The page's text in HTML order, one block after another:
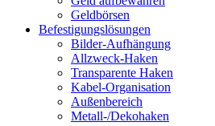
Geldbörsen
Befestigungslösungen
Bilder-Aufhängung
Allzweck-Haken
Transparente Haken
Kabel-Organisation
Außenbereich
Metall-/Dekohaken